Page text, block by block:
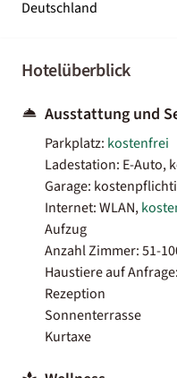
Deutschland
Hotelüberblick
Ausstattung und
Parkplatz: kostenfrei
Ladestation: E-Auto,
Garage:
Internet: WLAN,
Aufzug
Anzahl Zimmer: 51-
Haustiere auf
Rezeption
Sonnenterrasse
Kurtaxe